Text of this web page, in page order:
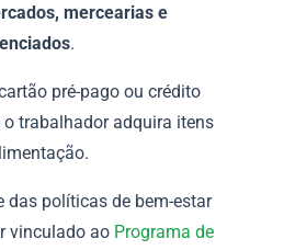
mercearias e
.
pré-pago ou crédito
trabalhador adquira itens
das políticas de bem-estar
vinculado ao Programa de